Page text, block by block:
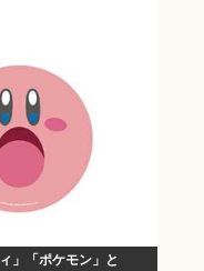
」「ポケモン」と